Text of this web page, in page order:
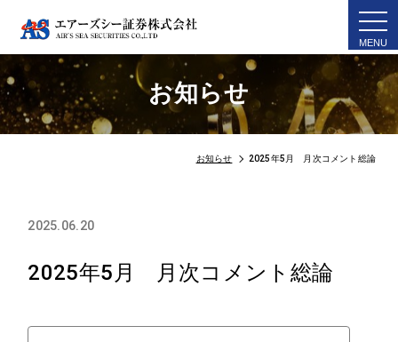
お知らせ
お知らせ 2025年5月 月次コメント総論
2025.06.20
2025年5月 月次コメント総論